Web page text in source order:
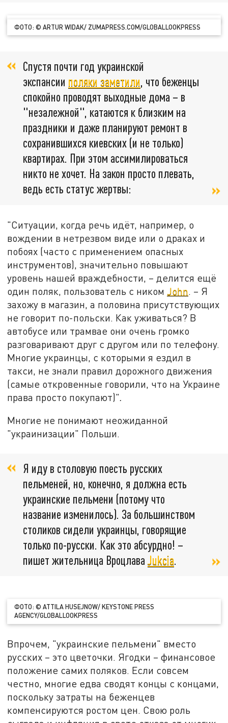
ФОТО: © ARTUR WIDAK/ ZUMAPRESS.COM/GLOBALLOOKPRESS
Спустя почти год украинской
экспансии поляки заметили, что беженцы
спокойно проводят выходные дома – в
"незалежной", катаются к близким на
праздники и даже планируют ремонт в
сохранившихся киевских (и не только)
квартирах. При этом ассимилироваться
никто не хочет. На закон просто плевать,
ведь есть статус жертвы:
"Ситуации, когда речь идёт, например, о
вождении в нетрезвом виде или о драках и
побоях (часто с применением опасных
инструментов), значительно повышают
уровень нашей враждебности, – делится ещё
один поляк, пользователь с ником John . – Я
захожу в магазин, а половина присутствующих
не говорит по-польски. Как уживаться? В
автобусе или трамвае они очень громко
разговаривают друг с другом или по телефону.
Многие украинцы, с которыми я ездил в
такси, не знали правил дорожного движения
(самые откровенные говорили, что на Украине
права просто покупают)"
Многие не понимают неожиданной
"украинизации" Польши.
Я иду в столовую поесть русских
пельменей, но, конечно, я должна есть
украинские пельмени (потому что
название изменилось). За большинством
столиков сидели украинцы, говорящие
только по-русски. Как это абсурдно! –
пишет жительница Вроцлава Jukcia.
ФОТО: © ATTILA HUSEJNOW/ KEYSTONE PRESS
AGENCY/GLOBALLOOKPRESS
Впрочем, "украинские пельмени" вместо
русских – это цветочки. Ягодки – финансовое
положение самих поляков. Если совсем
честно, многие едва сводят концы с концами,
поскольку затраты на беженцев
компенсируются ростом цен. Свою роль